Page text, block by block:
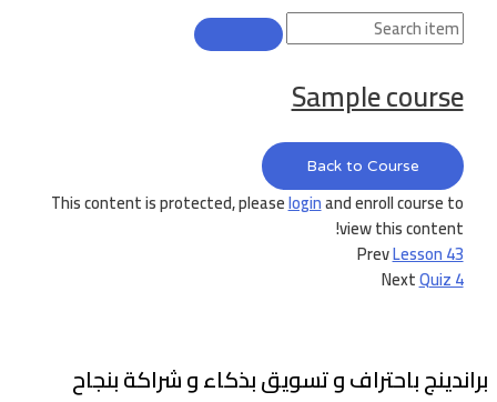
Sample course
Back to Course
This content is protected, pleaseloginand enroll course to
view this content!
PrevLesson 43
NextQuiz 4
براندينج باحتراف و تسويق بذكاء و شراكة بنجاح